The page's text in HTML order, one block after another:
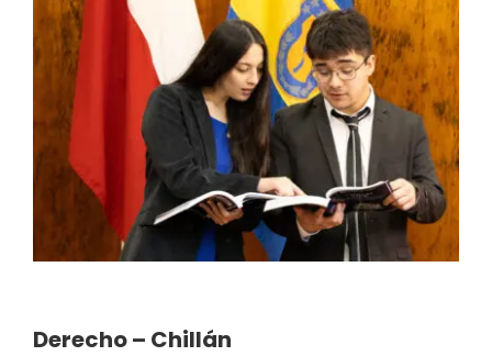
Derecho – Chillán